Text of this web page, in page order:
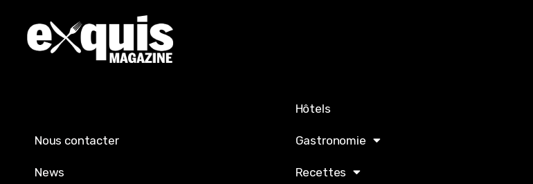
Nous contacter
News
Hôtels
Gastronomie
Recettes